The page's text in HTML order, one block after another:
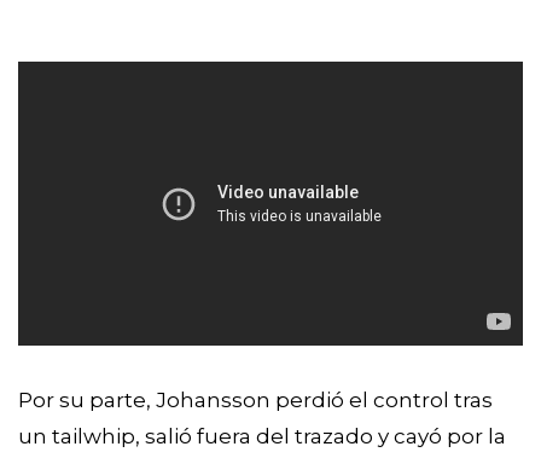
Por su parte, Johansson perdió el control tras
un tailwhip, salió fuera del trazado y cayó por la